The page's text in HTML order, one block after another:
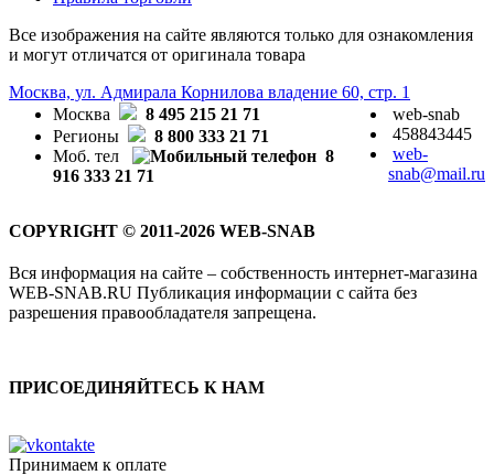
Все изображения на сайте являются только для ознакомления
и могут отличатся от оригинала товара
Москва, ул. Адмирала Корнилова владение 60, стр. 1
Москва
8 495 215 21 71
Регионы
8 800 333 21 71
Моб. тел
8
916 333 21 71
web-snab
458843445
web-
snab@mail.ru
COPYRIGHT © 2011-2026 WEB-SNAB
Вся информация на сайте – собственность интернет-магазина
WEB-SNAB.RU Публикация информации с сайта без
разрешения правообладателя запрещена.
ПРИСОЕДИНЯЙТЕСЬ К НАМ
Принимаем к оплате